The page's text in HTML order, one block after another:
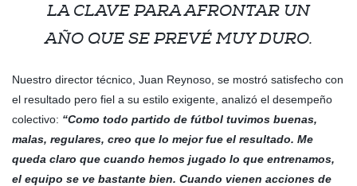
LA CLAVE PARA AFRONTAR UN
AÑO QUE SE PREVÉ MUY DURO.
Nuestro director técnico, Juan Reynoso, se mostró satisfecho con
el resultado pero fiel a su estilo exigente, analizó el desempeño
colectivo: “Como todo partido de fútbol tuvimos buenas,
malas, regulares, creo que lo mejor fue el resultado. Me
queda claro que cuando hemos jugado lo que entrenamos,
el equipo se ve bastante bien. Cuando vienen acciones de